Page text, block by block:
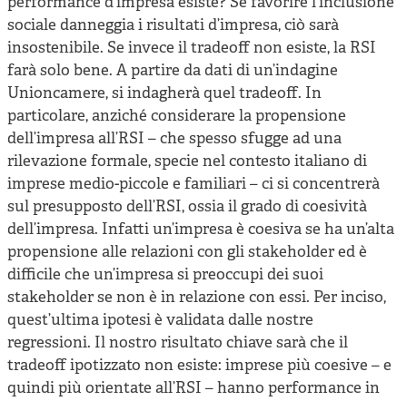
sociale danneggia i risultati d’impresa, ciò sarà
insostenibile. Se invece il tradeoff non esiste, la RSI
farà solo bene. A partire da dati di un’indagine
Unioncamere, si indagherà quel tradeoff. In
particolare, anziché considerare la propensione
dell’impresa all’RSI – che spesso sfugge ad una
rilevazione formale, specie nel contesto italiano di
imprese medio-piccole e familiari – ci si concentrerà
sul presupposto dell’RSI, ossia il grado di coesività
dell’impresa. Infatti un’impresa è coesiva se ha un’alta
propensione alle relazioni con gli stakeholder ed è
difficile che un’impresa si preoccupi dei suoi
stakeholder se non è in relazione con essi. Per inciso,
quest’ultima ipotesi è validata dalle nostre
regressioni. Il nostro risultato chiave sarà che il
tradeoff ipotizzato non esiste: imprese più coesive – e
quindi più orientate all’RSI – hanno performance in